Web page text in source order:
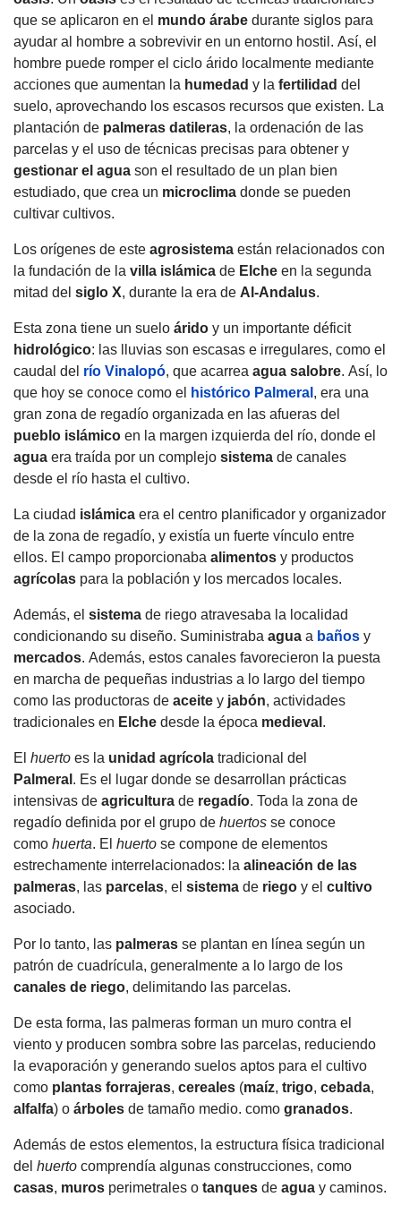
que se aplicaron en el mundo árabe durante siglos para
ayudar al hombre a sobrevivir en un entorno hostil. Así, el
hombre puede romper el ciclo árido localmente mediante
acciones que aumentan la humedad y la fertilidad del
suelo, aprovechando los escasos recursos que existen. La
plantación de palmeras datileras, la ordenación de las
parcelas y el uso de técnicas precisas para obtener y
gestionar el agua son el resultado de un plan bien
estudiado, que crea un microclima donde se pueden
cultivar cultivos.
Los orígenes de este agrosistema están relacionados con
la fundación de la villa islámica de Elche en la segunda
mitad del siglo X, durante la era de Al-Andalus.
Esta zona tiene un suelo árido y un importante déficit
hidrológico: las lluvias son escasas e irregulares, como el
caudal del río Vinalopó, que acarrea agua salobre. Así, lo
que hoy se conoce como el
histórico Palmeral , era una
gran zona de regadío organizada en las afueras del
pueblo islámico en la margen izquierda del río, donde el
agua era traída por un complejo sistema de canales
desde el río hasta el cultivo.
La ciudad islámica era el centro planificador y organizador
de la zona de regadío, y existía un fuerte vínculo entre
ellos. El campo proporcionaba alimentos y productos
agrícolas para la población y los mercados locales.
Además, el sistema de riego atravesaba la localidad
condicionando su diseño. Suministraba agua a baños y
mercados. Además, estos canales favorecieron la puesta
en marcha de pequeñas industrias a lo largo del tiempo
como las productoras de aceite y jabón, actividades
tradicionales en Elche desde la época medieval .
El huerto es la unidad agrícola tradicional del
Palmeral . Es el lugar donde se desarrollan prácticas
intensivas de agricultura de regadío. Toda la zona de
regadío definida por el grupo de huertos se conoce
como huerta. El huerto se compone de elementos
estrechamente interrelacionados: la alineación de las
palmeras, las parcelas, el sistema de riego y el cultivo
asociado.
Por lo tanto, las palmeras se plantan en línea según un
patrón de cuadrícula, generalmente a lo largo de los
canales de riego, delimitando las parcelas.
De esta forma, las palmeras forman un muro contra el
viento y producen sombra sobre las parcelas, reduciendo
la evaporación y generando suelos aptos para el cultivo
como plantas forrajeras, cereales (maíz, trigo, cebada,
alfalfa) o árboles de tamaño medio. como granados.
Además de estos elementos, la estructura física tradicional
del huerto comprendía algunas construcciones, como
casas, muros perimetrales o tanques de agua y caminos.